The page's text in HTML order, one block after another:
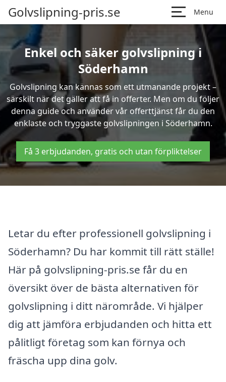
Golvslipning-pris.se Menu
Enkel och säker golvslipning i
Söderhamn
Golvslipning kan kännas som ett utmanande projekt –
särskilt när det gäller att få in offerter. Men om du följer
denna guide och använder vår offerttjänst får du den
enklaste och tryggaste golvslipningen i Söderhamn.
Få 3 erbjudanden, gratis och utan förpliktelser
Letar du efter professionell golvslipning i
Söderhamn? Du har kommit till rätt ställe!
Här på golvslipning-pris.se får du en
översikt över de bästa alternativen för
golvslipning i ditt närområde. Vi hjälper
dig att jämföra erbjudanden och hitta ett
pålitligt företag som kan förnya och
fräscha upp dina golv.